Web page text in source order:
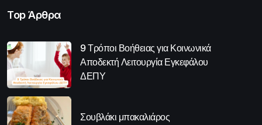
Top Άρθρα
9 Τρόποι Βοήθειας για Κοινωνικά
Αποδεκτή Λειτουργία Εγκεφάλου
ΔΕΠΥ
Σουβλάκι μπακαλιάρος